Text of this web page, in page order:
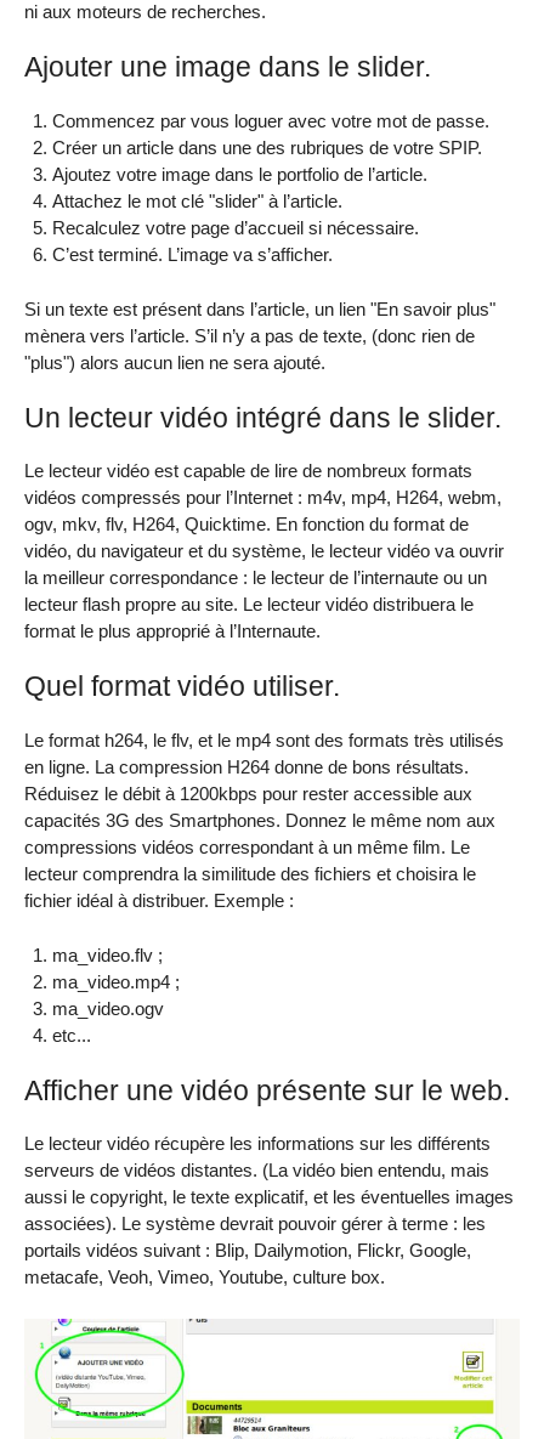
ni aux moteurs de recherches.
Ajouter une image dans le slider.
Commencez par vous loguer avec votre mot de passe.
Créer un article dans une des rubriques de votre SPIP.
Ajoutez votre image dans le portfolio de l’article.
Attachez le mot clé "slider" à l’article.
Recalculez votre page d’accueil si nécessaire.
C’est terminé. L’image va s’afficher.
Si un texte est présent dans l’article, un lien "En savoir plus"
mènera vers l’article. S’il n’y a pas de texte, (donc rien de
"plus") alors aucun lien ne sera ajouté.
Un lecteur vidéo intégré dans le slider.
Le lecteur vidéo est capable de lire de nombreux formats
vidéos compressés pour l’Internet : m4v, mp4, H264, webm,
ogv, mkv, flv, H264, Quicktime. En fonction du format de
vidéo, du navigateur et du système, le lecteur vidéo va ouvrir
la meilleur correspondance : le lecteur de l’internaute ou un
lecteur flash propre au site. Le lecteur vidéo distribuera le
format le plus approprié à l’Internaute.
Quel format vidéo utiliser.
Le format h264, le flv, et le mp4 sont des formats très utilisés
en ligne. La compression H264 donne de bons résultats.
Réduisez le débit à 1200kbps pour rester accessible aux
capacités 3G des Smartphones. Donnez le même nom aux
compressions vidéos correspondant à un même film. Le
lecteur comprendra la similitude des fichiers et choisira le
fichier idéal à distribuer. Exemple :
ma_video.flv ;
ma_video.mp4 ;
ma_video.ogv
etc...
Afficher une vidéo présente sur le web.
Le lecteur vidéo récupère les informations sur les différents
serveurs de vidéos distantes. (La vidéo bien entendu, mais
aussi le copyright, le texte explicatif, et les éventuelles images
associées). Le système devrait pouvoir gérer à terme : les
portails vidéos suivant : Blip, Dailymotion, Flickr, Google,
metacafe, Veoh, Vimeo, Youtube, culture box.